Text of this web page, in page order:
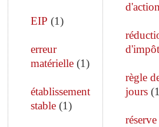
EIP (1)
erreur
matérielle(1)
établissement
stable(1)
d'impôt
règle
jours(